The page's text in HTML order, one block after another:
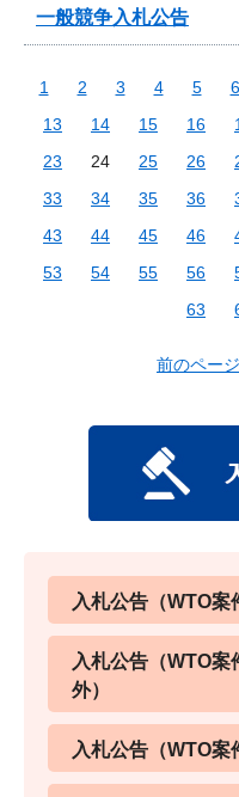
一般競争入札公告
1 2 3 4 5 6
13
14 15 16
23
24 25 26
33
34 35 36
43
44 45 46
53
54 55 56
63
前のペー
入札公告（WTO案
入札公告（WTO
外）
入札公告（WTO案